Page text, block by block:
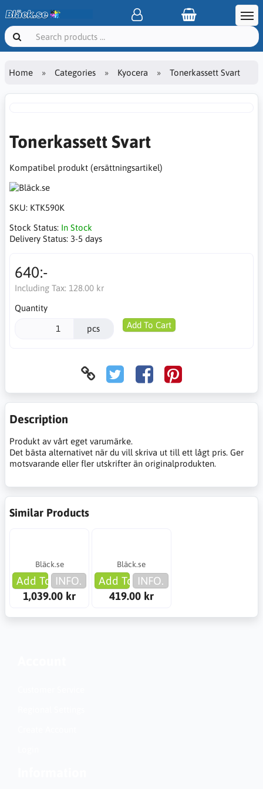
Home Categories Kyocera Tonerkassett Svart
Tonerkassett Svart
Kompatibel produkt (ersättningsartikel)
SKU: KTK590K
Stock Status: In Stock
Delivery Status: 3-5 days
640:-
Including Tax: 128.00 kr
Quantity
pcs Add To Cart
Description
Produkt av vårt eget varumärke.
Det bästa alternativet när du vill skriva ut till ett lågt pris. Ger
motsvarande eller fler utskrifter än originalprodukten.
Similar Products
Bläck.se
Add To Cart
INFO.
1,039.00 kr
Bläck.se
Add To Cart
INFO.
419.00 kr